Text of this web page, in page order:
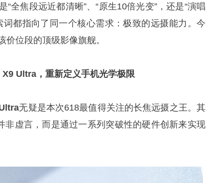
全焦段远近都清晰”、“原生10倍光变”，还是“演唱
都指向了同一个核心需求：极致的远摄能力。今
位段的顶级影像旗舰。
Ultra，重新定义手机光学极限
无疑是本次618最值得关注的长焦远摄之王。其
非虚言，而是通过一系列突破性的硬件创新来实现